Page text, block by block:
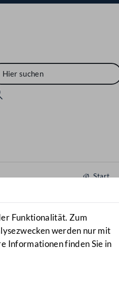
Funktionalität. Zum
werden nur mit
Informationen finden Sie in
Start
Anfragen